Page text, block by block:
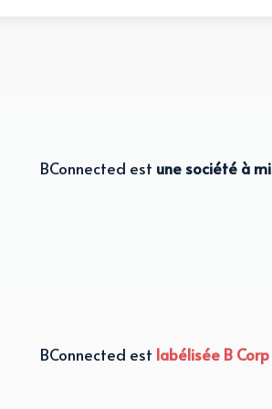
BConnected est une société à
BConnected est labélisée B Corp